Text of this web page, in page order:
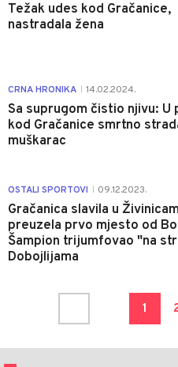
Težak udes kod Gračanice,
nastradala žena
CRNA HRONIKA 14.02.2024.
Sa suprugom čistio njivu: U
kod Gračanice smrtno
muškarac
OSTALI SPORTOVI 09.12.2023.
Gračanica slavila u
preuzela prvo mjesto od
Šampion trijumfovao "na
Dobojlijama
1